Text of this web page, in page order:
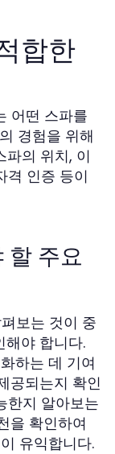
합한
어떤 스파를
경험을 위해
파의 위치, 이
격 인증 등이
할 주요
보는 것이 중
해야 합니다.
하는 데 기여
공되는지 확인
한지 알아보는
을 확인하여
유익합니다.